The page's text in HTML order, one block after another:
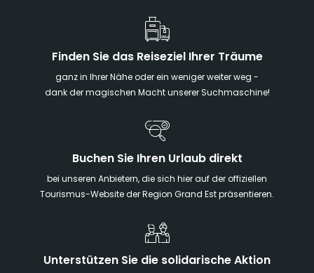
Finden Sie das Reiseziel Ihrer Träume
ganz in Ihrer Nähe oder ein weniger weiter weg -
dank der magischen Macht unserer Suchmaschine!
Buchen Sie Ihren Urlaub direkt
bei unseren Anbietern, die sich hier auf der offiziellen
Tourismus-Website der Region Grand Est präsentieren.
Unterstützen Sie die solidarische Aktion